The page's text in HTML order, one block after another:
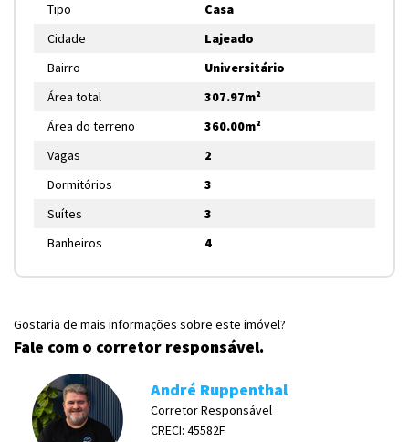
Tipo
Casa
Cidade
Lajeado
Bairro
Universitário
Área total
307.97m²
Área do terreno
360.00m²
Vagas
2
Dormitórios
3
Suítes
3
Banheiros
4
Gostaria de mais informações sobre este imóvel?
Fale com o corretor responsável.
André Ruppenthal
Corretor Responsável
CRECI: 45582F